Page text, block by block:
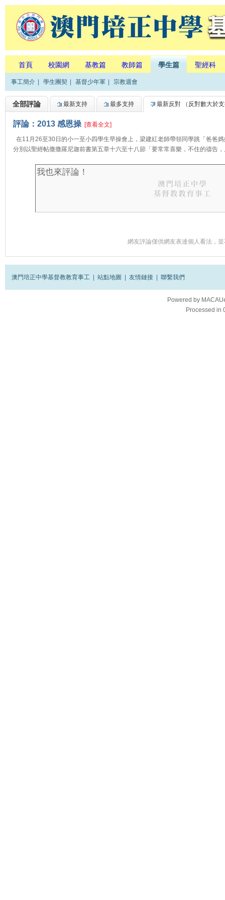
首頁 校園網 基教篇 教師篇 學生篇 聖經科
事工簡介 學生團契 基督少年軍 宗教週會
全部評論 最新支持 最多支持 最新反對 （反對數大於
評論：2013 感恩操 [查看全文]
在11月26至30日的小一至小四學生早操會上，梁建紅老師帶領同學跳「爸爸
分別以聖經帖撒撒羅尼迦前書第五章十六至十八節「要常常喜樂，不住的禱告
網友評論僅供網友表達個人看法，
澳門培正中學基督教教育事工 站點地圖 友情鏈接 聯繫我們
Powered by
Processed in